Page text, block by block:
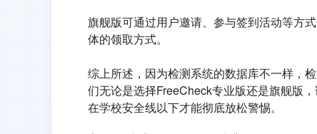
旗舰版可通过用户邀请、参与签到活动等方
体的领取方式。
综上所述，因为检测系统的数据库不一样，
们无论是选择FreeCheck专业版还是旗舰版
在学校安全线以下才能彻底放松警惕。